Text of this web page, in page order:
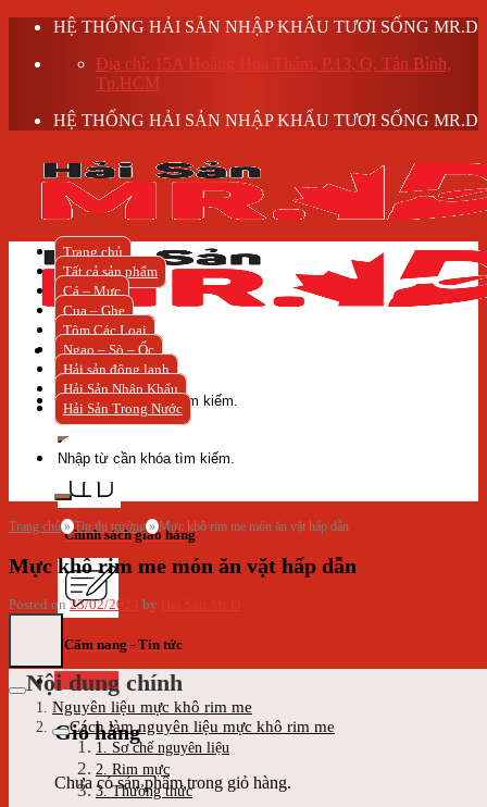
Skip
content
HỆ THỐNG HẢI SẢN NHẬP KHẨU TƯƠI SỐNG MR.D
Địa chỉ: 15A Hoàng Hoa Thám, P.13, Q. Tân Bình,
Tp.HCM
HỆ THỐNG HẢI SẢN NHẬP KHẨU TƯƠI SỐNG MR.D
Tìm
kiếm:
Chính sách giao hàng
Cẩm nang - Tin tức
Giỏ hàng
Giỏ hàng
Chưa có sản phẩm trong giỏ hàng.
Trang chủ
Tất cả sản phẩm
Cá – Mực
Cua – Ghẹ
Tôm Các Loại
Ngao – Sò – Ốc
Hải sản đông lạnh
Hải Sản Nhập Khẩu
Hải Sản Trong Nước
Tìm
kiếm:
Trang chủ»Tin thị trường»Mực khô rim me món ăn vặt hấp dẫn
Mực khô rim me món ăn vặt hấp dẫn
Posted on23/02/2024 by
Nội dung chính
Nguyên liệu mực khô rim me
Cách làm nguyên liệu mực khô rim me
1. Sơ chế nguyên liệu
2. Rim mực
3. Thưởng thức